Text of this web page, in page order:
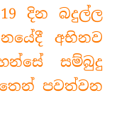
දින බදුල්ල
අභිනව
සම්බුදු
පවත්වන